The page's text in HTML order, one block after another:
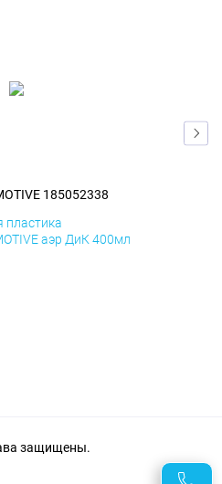
185052338
пластика
аэр ДиК 400мл
защищены.